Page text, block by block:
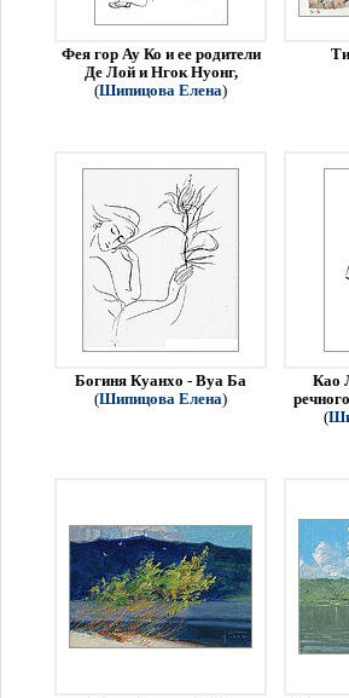
Фея гор Ау Ко и ее родители
Де Лой и Нгок Нуонг,
(Шипицова Елена)
Богиня Куанхо - Вуа Ба
(Шипицова Елена)
Као
(